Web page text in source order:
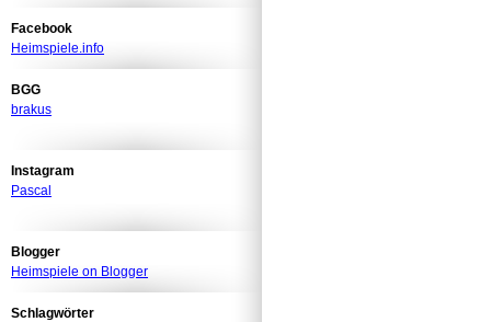
Facebook
Heimspiele.info
BGG
brakus
Instagram
Pascal
Blogger
Heimspiele on Blogger
Schlagwörter